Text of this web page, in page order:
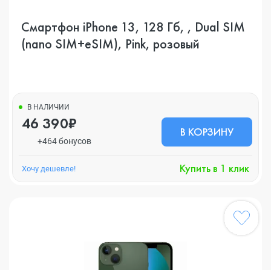
Смартфон iPhone 13, 128 Гб, , Dual SIM
(nano SIM+eSIM), Pink, розовый
В НАЛИЧИИ
46 390₽
+464 бонусов
В КОРЗИНУ
Хочу дешевле! Купить в 1 клик